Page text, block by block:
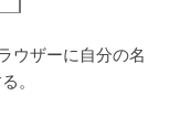
ウザーに自分の名
。